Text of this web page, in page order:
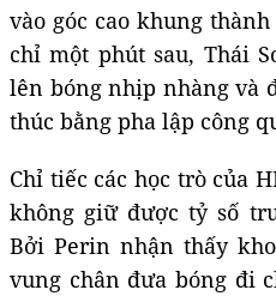
vào góc cao khung
chỉ một phút sau, Thái
lên bóng nhịp nhàng và
thúc bằng pha lập công
Chỉ tiếc các học trò của
không giữ được tỷ số
Bởi Perin nhận thấy
vung chân đưa bóng đi